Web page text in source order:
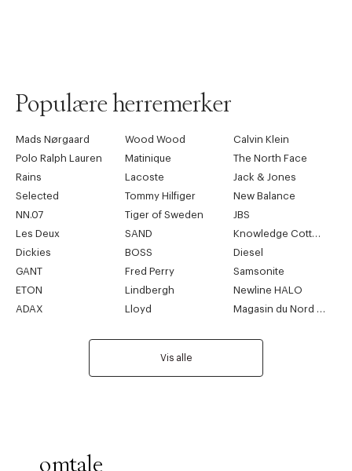
Populære herremerker
Mads Nørgaard Wood Wood
Calvin Klein
Polo Ralph Lauren
Matinique
The North Face
Rains
Lacoste
Jack & Jones
Selected
Tommy Hilfiger
New Balance
NN.07
Tiger of Sweden
JBS
Les Deux
SAND
Knowledge Cotton Apparel
Dickies
BOSS
Diesel
GANT
Fred Perry
Samsonite
ETON
Lindbergh
Newline HALO
ADAX
Lloyd Magasin du Nord Collection
Vis alle